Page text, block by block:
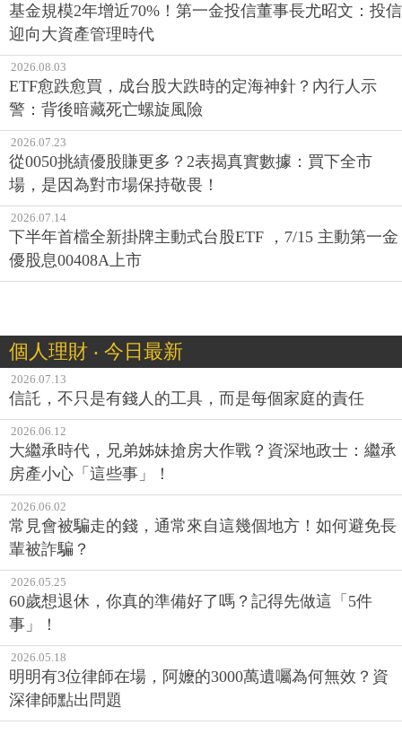
基金規模2年增近70%！第一金投信董事長尤昭文：投信
迎向大資產管理時代
2026.08.03
ETF愈跌愈買，成台股大跌時的定海神針？內行人示
警：背後暗藏死亡螺旋風險
2026.07.23
從0050挑績優股賺更多？2表揭真實數據：買下全市
場，是因為對市場保持敬畏！
2026.07.14
下半年首檔全新掛牌主動式台股ETF ，7/15 主動第一金
優股息00408A上市
個人理財 ‧ 今日最新
2026.07.13
信託，不只是有錢人的工具，而是每個家庭的責任
2026.06.12
大繼承時代，兄弟姊妹搶房大作戰？資深地政士：繼承
房產小心「這些事」！
2026.06.02
常見會被騙走的錢，通常來自這幾個地方！如何避免長
輩被詐騙？
2026.05.25
60歲想退休，你真的準備好了嗎？記得先做這「5件
事」！
2026.05.18
明明有3位律師在場，阿嬤的3000萬遺囑為何無效？資
深律師點出問題